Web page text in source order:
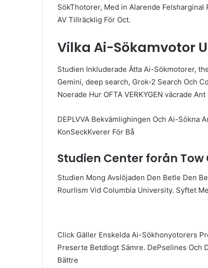
SökThotorer, Med in Alarende Felsharginal
AV Tillräcklig För Oct.
Vilka Ai-Sökamvotor
Studien Inkluderade Ätta Ai-Sökmotorer,
Gemini, deep search, Grok-2 Search Och
Noerade Hur OFTA VERKYGEN väcrade Ant
DEPLVVA Bekvämlighingen Och Ai-Sökna
KonSeckKverer För Bå
Studien Center forån
Studien Mong Avslöjaden Den Betle Den
Rourlism Vid Columbia University. Syftet
Click Gäller Enskelda Ai-Sökhonyotorers
Preserte Betdlogt Sämre. DePselines Och
Bättre